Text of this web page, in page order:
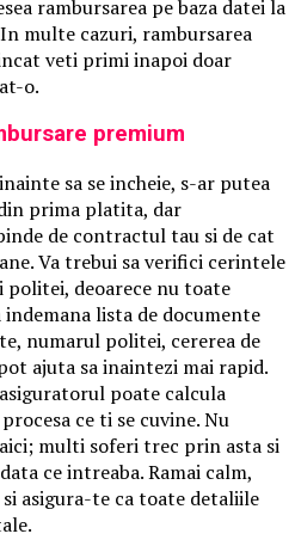
rambursarea pe baza datei la
multe cazuri, rambursarea
veti primi inapoi doar
o.
premium
sa se incheie, s-ar putea
prima platita, dar
de contractul tau si de cat
Va trebui sa verifici cerintele
deoarece nu toate
lista de documente
numarul politei, cererea de
ajuta sa inaintezi mai rapid.
poate calcula
ce ti se cuvine. Nu
multi soferi trec prin asta si
ce intreaba. Ramai calm,
asigura-te ca toate detaliile